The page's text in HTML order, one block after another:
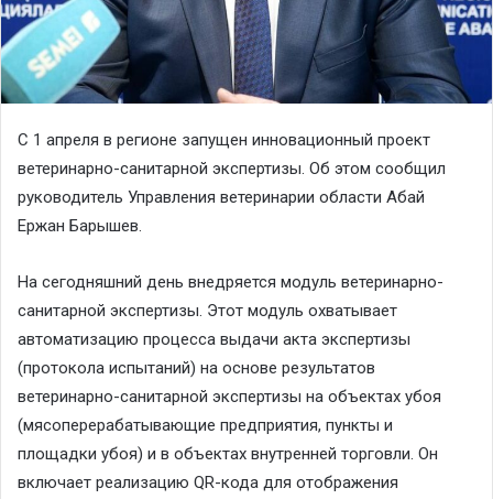
С 1 апреля в регионе запущен инновационный проект
ветеринарно-санитарной экспертизы. Об этом сообщил
руководитель Управления ветеринарии области Абай
Ержан Барышев.
На сегодняшний день внедряется модуль ветеринарно-
санитарной экспертизы. Этот модуль охватывает
автоматизацию процесса выдачи акта экспертизы
(протокола испытаний) на основе результатов
ветеринарно-санитарной экспертизы на объектах убоя
(мясоперерабатывающие предприятия, пункты и
площадки убоя) и в объектах внутренней торговли. Он
включает реализацию QR-кода для отображения